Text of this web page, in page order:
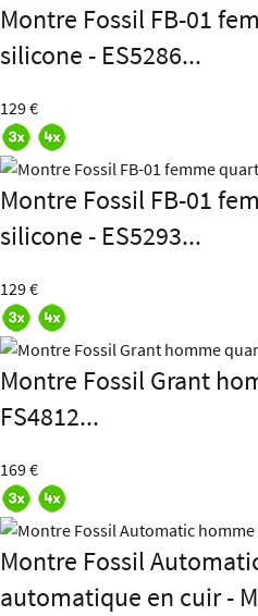
Montre Fossil FB-01
silicone - ES5286...
129 €
Montre Fossil FB-01
silicone - ES5293...
129 €
Montre Fossil Grant
FS4812...
169 €
Montre Fossil
automatique en cuir -